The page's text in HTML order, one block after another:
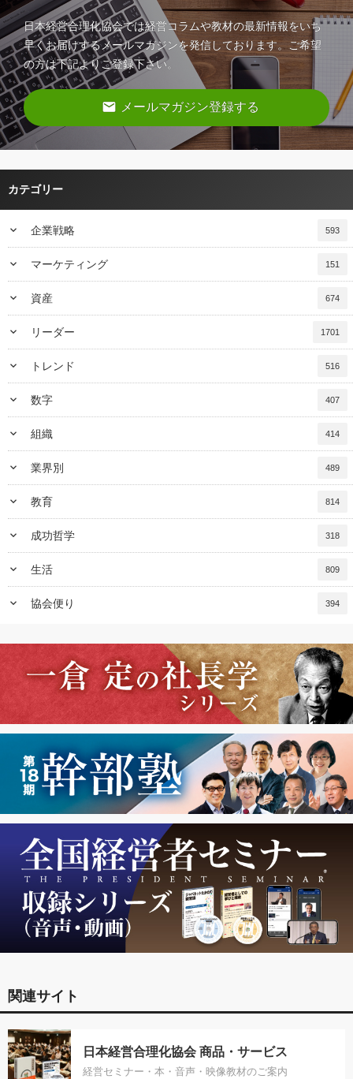
日本経営合理化協会では経営コラムや教材の最新情報をいち
早くお届けするメールマガジンを発信しております。ご希望
の方は下記よりご登録下さい。
email メールマガジン登録する
カテゴリー
keyboard_arrow_down 企業戦略 593
keyboard_arrow_down マーケティング 151
keyboard_arrow_down 資産 674
keyboard_arrow_down リーダー 1701
keyboard_arrow_down トレンド 516
keyboard_arrow_down 数字 407
keyboard_arrow_down 組織 414
keyboard_arrow_down 業界別 489
keyboard_arrow_down 教育 814
keyboard_arrow_down 成功哲学 318
keyboard_arrow_down 生活 809
keyboard_arrow_down 協会便り 394
関連サイト
日本経営合理化協会 商品・サービス
経営セミナー・本・音声・映像教材のご案内